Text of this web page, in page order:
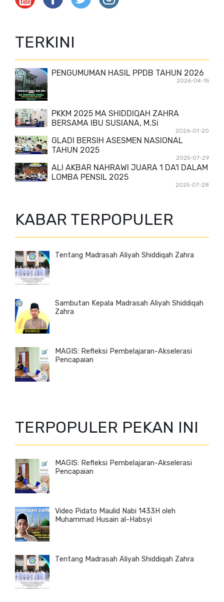
TERKINI
PENGUMUMAN HASIL PPDB TAHUN 2026
2026-04-15
PKKM 2025 MA SHIDDIQAH ZAHRA
BERSAMA IBU SUSIANA, M.Si
2026-01-20
GLADI BERSIH ASESMEN NASIONAL
TAHUN 2025
2025-07-29
ALI AKBAR NAHRAWI JUARA 1 DA'I DALAM
LOMBA PENSIL 2025
2025-07-28
KABAR TERPOPULER
Tentang Madrasah Aliyah Shiddiqah Zahra
Sambutan Kepala Madrasah Aliyah Shiddiqah
Zahra
MAGIS: Refleksi Pembelajaran-Akselerasi
Pencapaian
TERPOPULER PEKAN INI
MAGIS: Refleksi Pembelajaran-Akselerasi
Pencapaian
Video Pidato Maulid Nabi 1433H oleh
Muhammad Husain al-Habsyi
Tentang Madrasah Aliyah Shiddiqah Zahra